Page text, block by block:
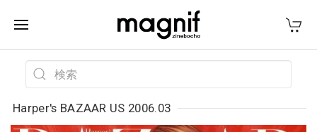
Harper's BAZAAR US 2006.03